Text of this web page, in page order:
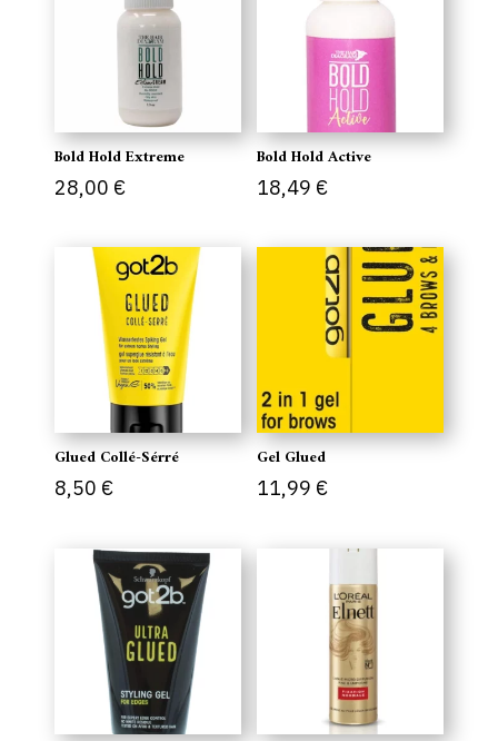
Bold Hold Extreme
28,00 €
Bold Hold Active
18,49 €
Glued Collé-Sérré
8,50 €
Gel Glued
11,99 €